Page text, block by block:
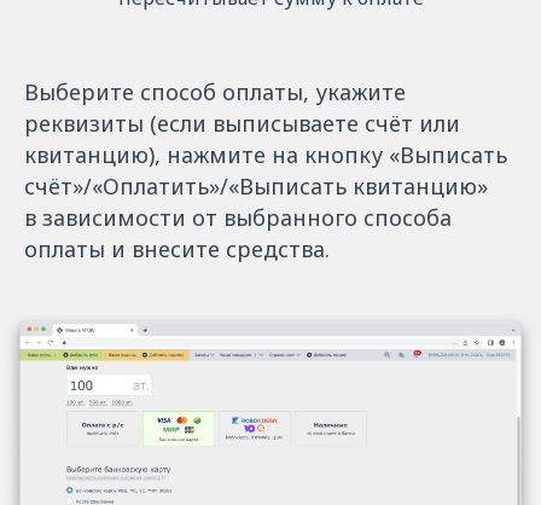
Выберите способ оплаты, укажите
реквизиты (если выписываете счёт или
квитанцию), нажмите на кнопку «Выписать
счёт»/«Оплатить»/«Выписать квитанцию»
в зависимости от выбранного способа
оплаты и внесите средства.